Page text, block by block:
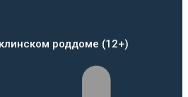
роддоме (12+)